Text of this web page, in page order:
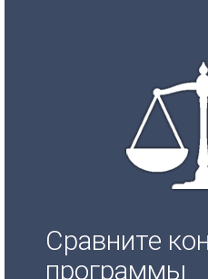
Сравните
программы